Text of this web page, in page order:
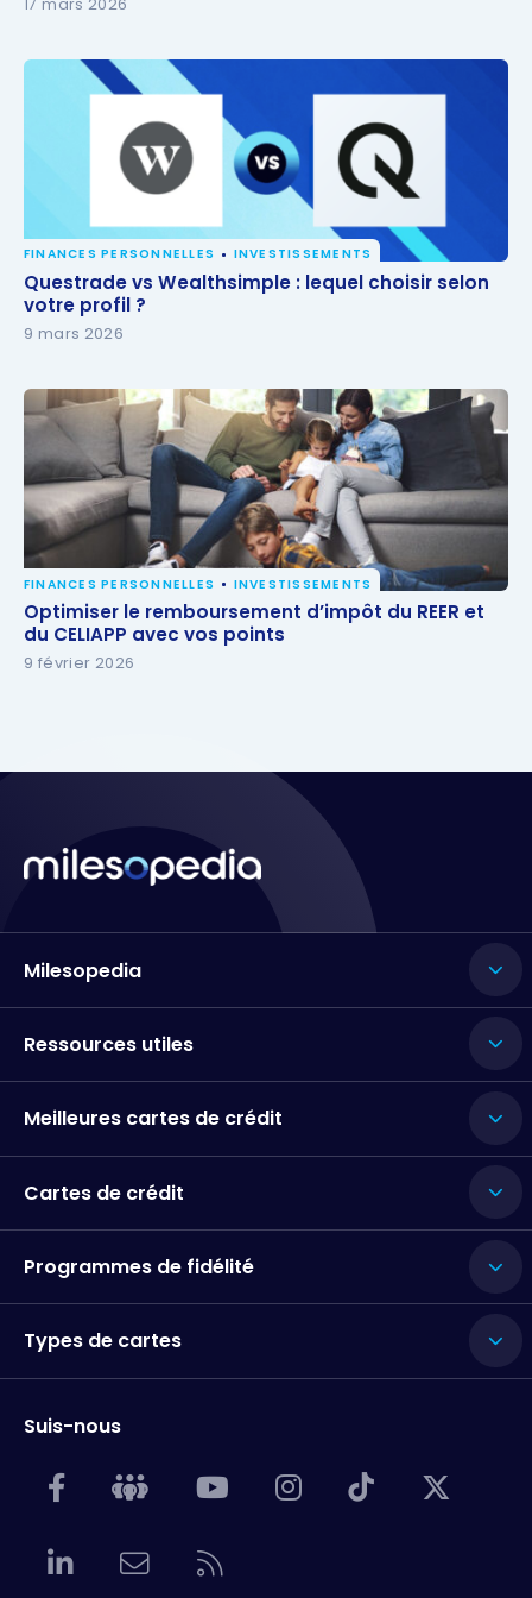
Questrade vs Wealthsimple : lequel choisir selon
votre profil ?
FINANCES PERSONNELLES INVESTISSEMENTS
Questrade vs Wealthsimple : lequel choisir selon
votre profil ?
9 mars 2026
Optimiser le remboursement d’impôt du REER et du
CELIAPP avec vos points
FINANCES PERSONNELLES INVESTISSEMENTS
Optimiser le remboursement d’impôt du REER et
du CELIAPP avec vos points
9 février 2026
Milesopedia
Ressources utiles
Meilleures cartes de crédit
Cartes de crédit
Programmes de fidélité
Types de cartes
Suis-nous